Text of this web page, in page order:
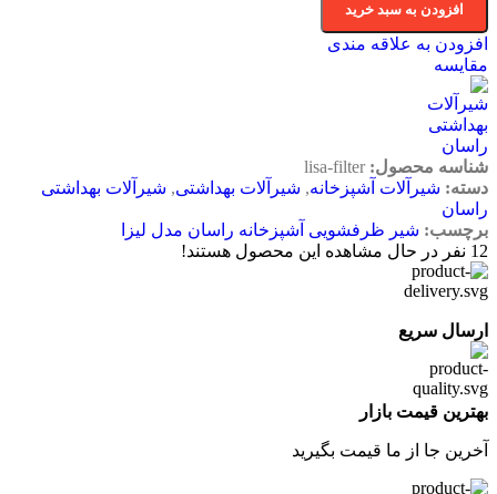
افزودن به سبد خرید
افزودن به علاقه مندی
مقایسه
شناسه محصول:lisa-filter
دسته: شیرآلات آشپزخانه, شیرآلات بهداشتی, شیرآلات بهداشتی
راسان
برچسب: شیر ظرفشویی آشپزخانه راسان مدل لیزا
12 نفر در حال مشاهده این محصول هستند!
ارسال سریع
بهترین قیمت بازار
آخرین جا از ما قیمت بگیرید